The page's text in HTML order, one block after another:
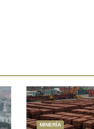
MINERÍA